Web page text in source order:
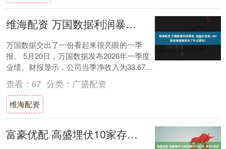
维海配资 万国数据利润暴涨, 但股价走低: IDC的估值逻辑发生了什么变化?
万国数据交出了一份看起来很亮眼的一季
报。 5月20日，万国数据发布2026年一季度
业绩。财报显示，公司当季净收入为33.67亿
元，同比增长23.6%；净利润为2....
查看： 67 分类： 广盛配资
维海配资
富豪优配 高盛埋伏10家存储芯片公司, 其中4家股价低于20元, 多还无启动